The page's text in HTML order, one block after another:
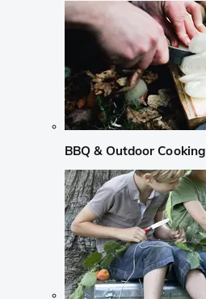
BBQ & Outdoor Cooking